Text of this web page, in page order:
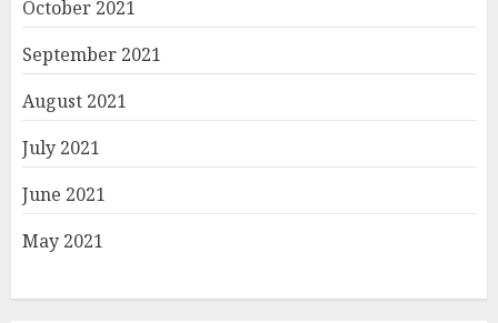
October 2021
September 2021
August 2021
July 2021
June 2021
May 2021